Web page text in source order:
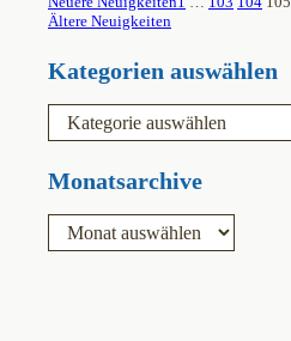
Ältere Neuigkeiten
Kategorien auswählen
e
g
i
Monatsarchive